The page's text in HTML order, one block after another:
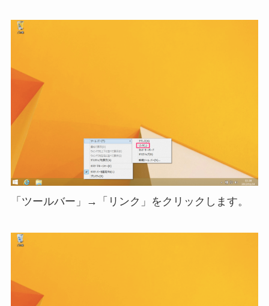
「ツールバー」→「リンク」をクリックします。